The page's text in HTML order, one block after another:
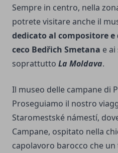
Sempre in centro, nella
potrete visitare anche il
dedicato al compositore
ceco Bedřich Smetana e
soprattutto La Moldava.
Il museo delle campane di
Proseguiamo il nostro
Staromestské námestí,
Campane, ospitato nella
capolavoro barocco che